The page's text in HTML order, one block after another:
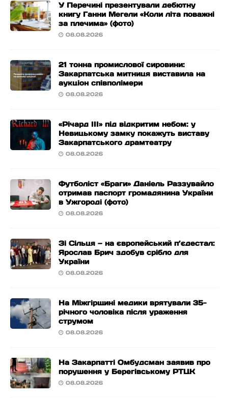
У Перечині презентували дебютну
книгу Ганни Мегели «Коли літа поважні
за плечима» (фото)
08.08.2026
21 тонна промислової сировини:
Закарпатська митниця виставила на
аукціон співполімери
08.08.2026
«Річард ІІІ» під відкритим небом: у
Невицькому замку покажуть виставу
Закарпатського драмтеатру
08.08.2026
Футболіст «Браги» Даніель Раззувайло
отримав паспорт громадянина України
в Ужгороді (фото)
08.08.2026
Зі Сільця — на європейський п’єдестал:
Ярослав Брич здобув срібло для
України
08.08.2026
На Міжгірщині медики врятували 35-
річного чоловіка після ураження
струмом
08.08.2026
На Закарпатті Омбудсман заявив про
порушення у Берегівському РТЦК
08.08.2026